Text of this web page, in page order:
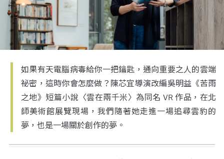
如果有天電腦病毒給你一把鑰匙，通向重要之人的雲端
祕密，這時你會怎麼做？陳芯宜導演改編吳明益《苦雨
之地》短篇小說〈雲在兩千米〉為同名 VR 作品，在北
師美術館展覽現場，我們隨著她走進一場追尋雲豹的
夢，也是一場關於創作的夢。